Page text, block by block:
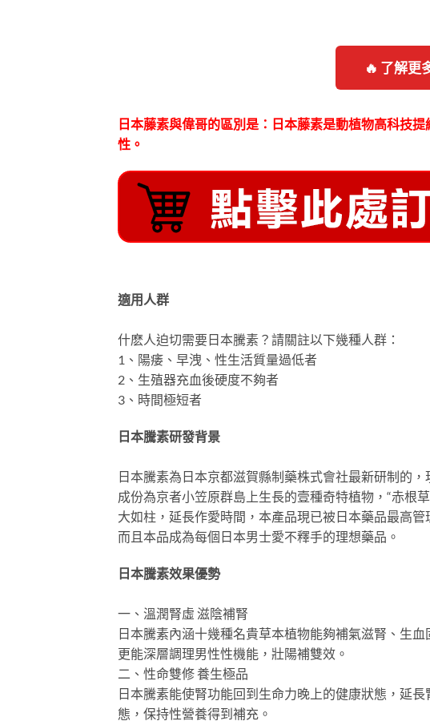
🔥 了解更
日本藤素與偉哥的區別是：日本藤素是動植物高科技
性。
適用人群
什麽人迫切需要日本騰素？請關註以下幾種人群：
1、陽痿、早洩、性生活質量過低者
2、生殖器充血後硬度不夠者
3、時間極短者
日本騰素研發背景
日本騰素為日本京都滋賀縣制藥株式會社最新研制的
成份為京者小笠原群島上生長的壹種奇特植物，“赤根
大如柱，延長作愛時間，本產品現已被日本藥品最高
而且本品成為每個日本男士愛不釋手的理想藥品。
日本騰素效果優勢
一、溫潤腎虛 滋陰補腎
日本騰素內涵十幾種名貴草本植物能夠補氣滋腎、生
更能深層調理男性性機能，壯陽補雙效。
二、性命雙修 養生極品
日本騰素能使腎功能回到生命力晚上的健康狀態，延
態，保持性營養得到補充。